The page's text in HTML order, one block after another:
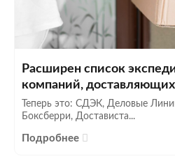
Расширен список
компаний,
Теперь это: СДЭК, Деловые
Боксберри, Достависта...
Подробнее